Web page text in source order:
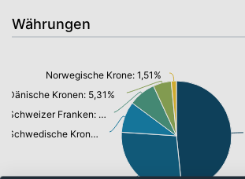
Währungen
Schwedische Krone: 9,09%
Schweizer Franken: 7,90%
Dänische Kronen: 5,31%
Norwegische Krone: 1,51%